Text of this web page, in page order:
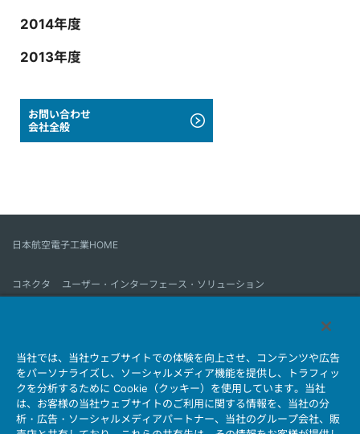
2014年度
2013年度
お問い合わせ
会社全般
日本航空電子工業HOME
コネクタ
ユーザー・インターフェース・ソリューション
会社情報 サステナビリティ IR情報 採用情報
会社情報新着一覧
製品情報新着一覧
サイトマップ お問い合わせ
当社では、当社ウェブサイトでの体験を向上させ、コンテンツや広告
をパーソナライズし、ソーシャルメディア機能を提供し、トラフィッ
クを分析するために Cookie（クッキー）を使用しています。当社
は、お客様の当社ウェブサイトのご利用に関する情報を、当社の分
析・広告・ソーシャルメディアパートナー、当社のグループ会社、販